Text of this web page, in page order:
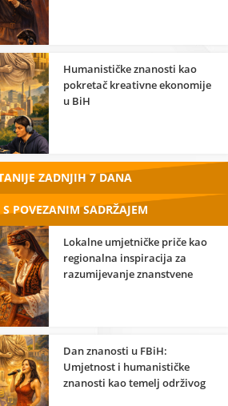
Humanističke znanosti kao
pokretač kreativne ekonomije
u BiH
ZADNJIH 7 DANA
POVEZANIM SADRŽAJEM
Lokalne umjetničke priče kao
regionalna inspiracija za
razumijevanje znanstvene
Dan znanosti u FBiH:
Umjetnost i humanističke
znanosti kao temelj održivog